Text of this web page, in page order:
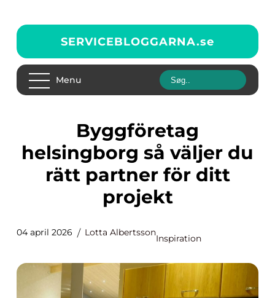
SERVICEBLOGGARNA.se
Menu
Byggföretag
helsingborg så väljer du
rätt partner för ditt
projekt
04 april 2026 Lotta Albertsson
Inspiration